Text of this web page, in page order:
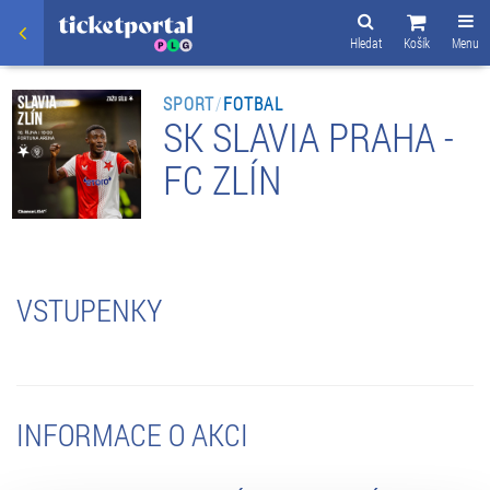
Menu
Košík
Hledat
SPORT/FOTBAL
SK SLAVIA PRAHA -
FC ZLÍN
VSTUPENKY
INFORMACE O AKCI